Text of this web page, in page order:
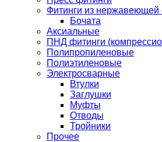
Фитинги из нержавеющей
Бочата
Аксиальные
ПНД фитинги
Полипропиленовые
Полиэтиленовые
Электросварные
Втулки
Заглушки
Муфты
Отводы
Тройники
Прочее